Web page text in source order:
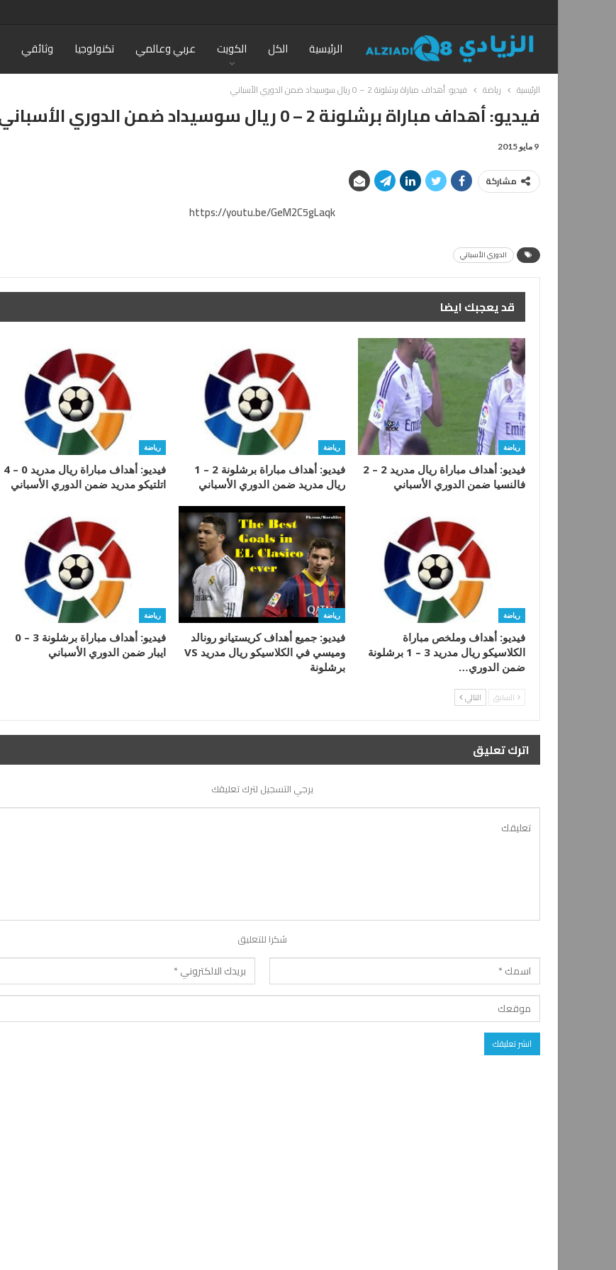
الرئيسية الكل الكويت عربي وعالمي تكنولوجيا وثائقي
الرئيسية رياضة فيديو: أهداف مباراة برشلونة 2 – 0 ريال سوسيداد ضمن الدوري الأسباني
فيديو: أهداف مباراة برشلونة 2 – 0 ريال سوسيداد ضمن الدوري الأسباني
9 مايو 2015
مشاركة
https://youtu.be/GeM2C5gLaqk
الدوري الأسباني
قد يعجبك ايضا
رياضة
فيديو: أهداف مباراة ريال مدريد 2 – 2
فالنسيا ضمن الدوري الأسباني
رياضة
فيديو: أهداف مباراة برشلونة 2 – 1
ريال مدريد ضمن الدوري الأسباني
رياضة
فيديو: أهداف مباراة ريال مدريد 0 – 4
اتلتيكو مدريد ضمن الدوري الأسباني
رياضة
فيديو: أهداف وملخص مباراة
الكلاسيكو ريال مدريد 3 – 1 برشلونة
ضمن الدوري…
رياضة
فيديو: جميع أهداف كريستيانو رونالد
وميسي في الكلاسيكو ريال مدريد VS
برشلونة
رياضة
فيديو: أهداف مباراة برشلونة 3 – 0
ايبار ضمن الدوري الأسباني
السابق التالي
اترك تعليق
يرجي التسجيل لترك تعليقك
شكرا للتعليق